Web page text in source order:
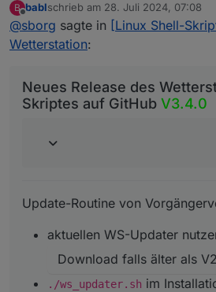
Zugriff auf 'Rest-API'
~ Fix
mit Firmware ab V3.1.1 /
Wie immer zu finden im
aktuellen WS-Updater
B
Offline
bablschrieb am 28. Juli 2024, 07:08
zuletzt editiert von
@sborg sagte in [Linux Shell-
Wetterstation:
Neues Release des
Skriptes auf GitHub V3.4.0
Update-Routine von
aktuellen WS-Updater
Download falls älter als
./ws_updater.sh im